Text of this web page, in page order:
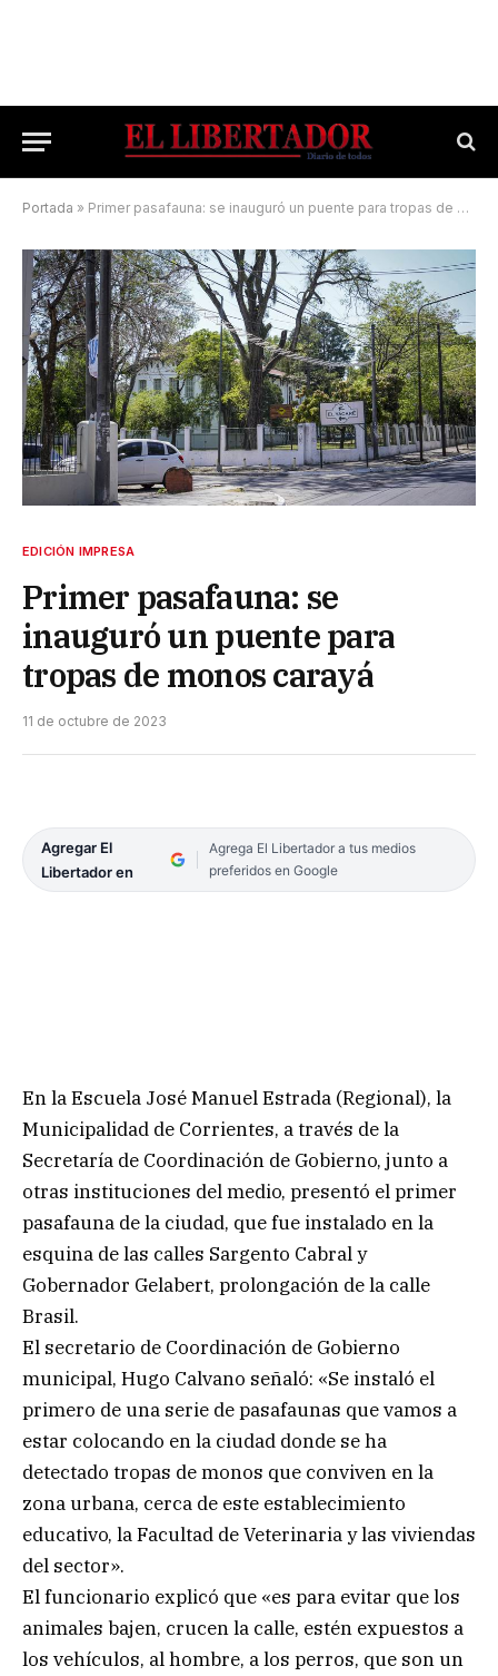
Portada » Primer pasafauna: se inauguró un puente para tropas de monos carayá
EDICIÓN IMPRESA
Primer pasafauna: se
inauguró un puente para
tropas de monos carayá
11 de octubre de 2023
Agregar El
Libertador en
Agrega El Libertador a tus medios
preferidos en Google
En la Escuela José Manuel Estrada (Regional), la
Municipalidad de Corrientes, a través de la
Secretaría de Coordinación de Gobierno, junto a
otras instituciones del medio, presentó el primer
pasafauna de la ciudad, que fue instalado en la
esquina de las calles Sargento Cabral y
Gobernador Gelabert, prolongación de la calle
Brasil.
El secretario de Coordinación de Gobierno
municipal, Hugo Calvano señaló: «Se instaló el
primero de una serie de pasafaunas que vamos a
estar colocando en la ciudad donde se ha
detectado tropas de monos que conviven en la
zona urbana, cerca de este establecimiento
educativo, la Facultad de Veterinaria y las viviendas
del sector».
El funcionario explicó que «es para evitar que los
animales bajen, crucen la calle, estén expuestos a
los vehículos, al hombre, a los perros, que son un